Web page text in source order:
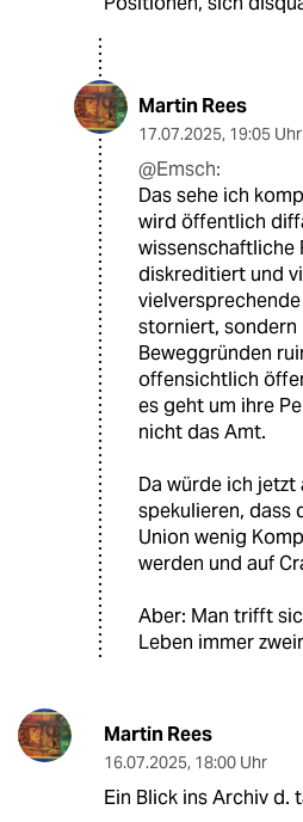
Martin Rees
17.07.2025, 19:05 Uhr
@Emsch:
Das sehe ich
wird öffentlich
wissenschaftliche
diskreditiert und
storniert, sondern
Beweggründen
offensichtlich
es geht um ihre
nicht das Amt.
Da würde ich jetzt
spekulieren, dass
Union wenig
werden und auf
Aber: Man trifft
Leben immer
Martin Rees
16.07.2025, 18:00 Uhr
Ein Blick ins Archiv d.